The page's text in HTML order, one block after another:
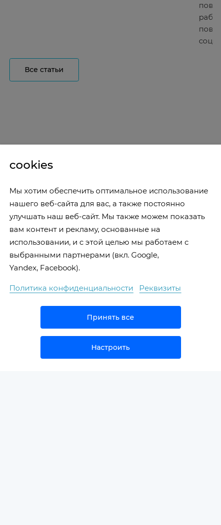
Все статьи
cookies
Мы хотим обеспечить оптимальное использование
нашего веб-сайта для вас, а также постоянно
улучшать наш веб-сайт. Мы также можем показать
вам контент и рекламу, основанные на
использовании, и с этой целью мы работаем с
выбранными партнерами (вкл. Google,
Yandex, Facebook).
Политика конфиденциальности Реквизиты
Принять все
Настроить